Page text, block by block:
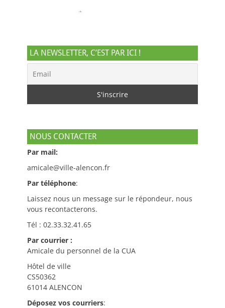
LA NEWSLETTER, C’EST PAR ICI !
NOUS CONTACTER
Par mail:
amicale@ville-alencon.fr
Par téléphone:
Laissez nous un message sur le répondeur, nous
vous recontacterons.
Tél : 02.33.32.41.65
Par courrier :
Amicale du personnel de la CUA
Hôtel de ville
CS50362
61014 ALENCON
Déposez vos courriers: